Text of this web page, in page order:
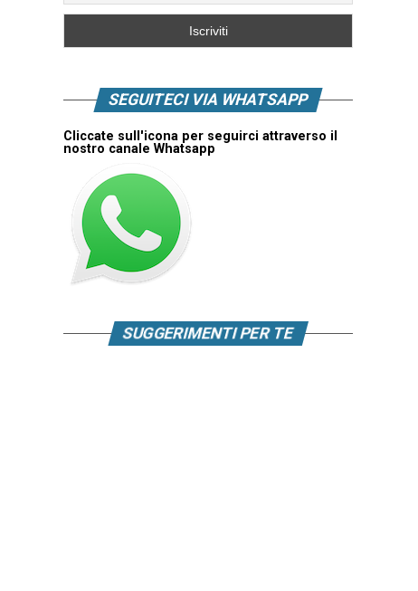
SEGUITECI VIA WHATSAPP
Cliccate sull'icona per seguirci attraverso il
nostro canale Whatsapp
SUGGERIMENTI PER TE